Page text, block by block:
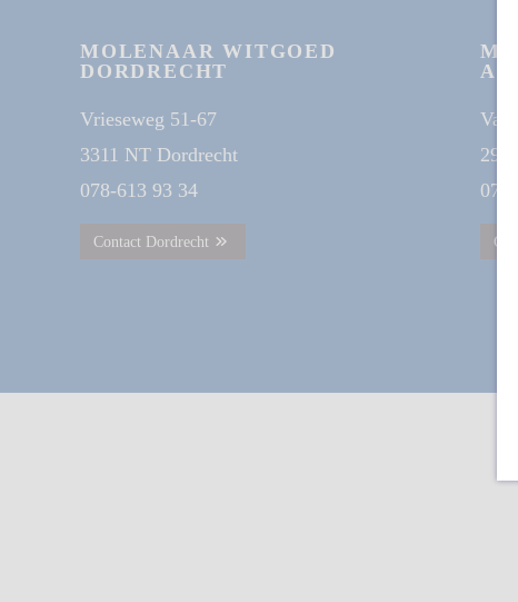
MOLENAAR WITGOED
DORDRECHT
Vrieseweg 51-67
3311 NT Dordrecht
078-613 93 34
Contact Dordrecht
Van